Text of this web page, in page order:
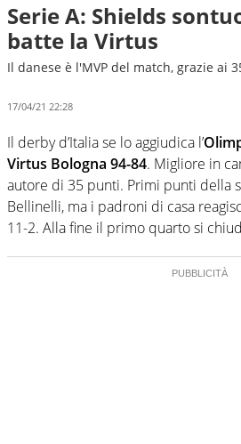
Serie A: Shields
batte la Virtus
Il danese è l'MVP del match, grazie ai
17/04/21 22:28
Il derby d’Italia se lo aggiudica l’
Virtus Bologna 94-84. Migliore in
autore di 35 punti. Primi punti della
Bellinelli, ma i padroni di casa
11-2. Alla fine il primo quarto si